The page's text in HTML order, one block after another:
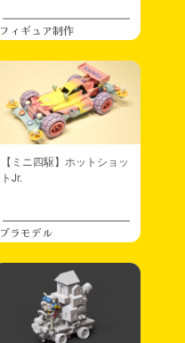
フィギュア制作
【ミニ四駆】ホットショッ
トJr.
プラモデル